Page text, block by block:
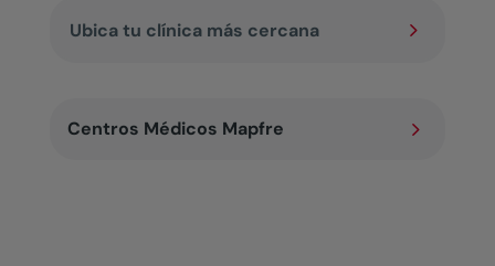
Ubica tu clínica más cercana 5
Centros Médicos Mapfre 5